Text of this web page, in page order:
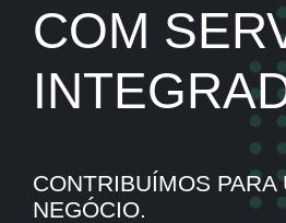
COM
CONTRIBUÍMOS
NEGÓCIO.